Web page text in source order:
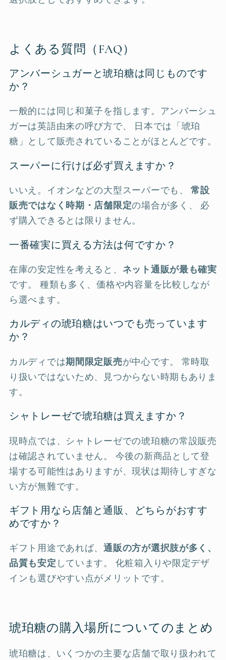
よくある質問（FAQ）
アンバーシュガーと琥珀糖は同じものです
か？
一般的には同じ和菓子を指します。アンバーシュ
ガーは英語由来の呼び方で、 日本では「琥珀
糖」として販売されていることがほとんどです。
スーパーに行けば必ず買えますか？
いいえ。イオンなどの大型スーパーでも、常設
販売ではなく時期・店舗限定の場合が多く、 必
ず購入できるとは限りません。
一番確実に買える方法は何ですか？
在庫の安定性を考えると、 ネット通販が最も確実
です。 種類も多く、価格や内容量を比較しなが
ら選べます。
カルディの琥珀糖はいつでも売っています
か？
カルディでは期間限定販売が中心です。 常時取
り扱いではないため、見つからない時期もありま
す。
シャトレーゼで琥珀糖は買えますか？
現時点では、シャトレーゼでの琥珀糖の常設販売
は確認されていません。 今後の新商品として登
場する可能性はありますが、現状は期待しすぎな
い方が無難です。
ギフト用なら店舗と通販、どちらがおすす
めですか？
ギフト用途であれば、通販の方が選択肢が多く、
品質も安定 しています。 化粧箱入りや限定デザ
インも選びやすい点がメリットです。
琥珀糖の購入場所についてのまとめ
琥珀糖は、いくつかの主要な店舗で取り扱われて